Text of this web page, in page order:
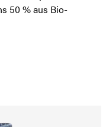
50 % aus Bio-